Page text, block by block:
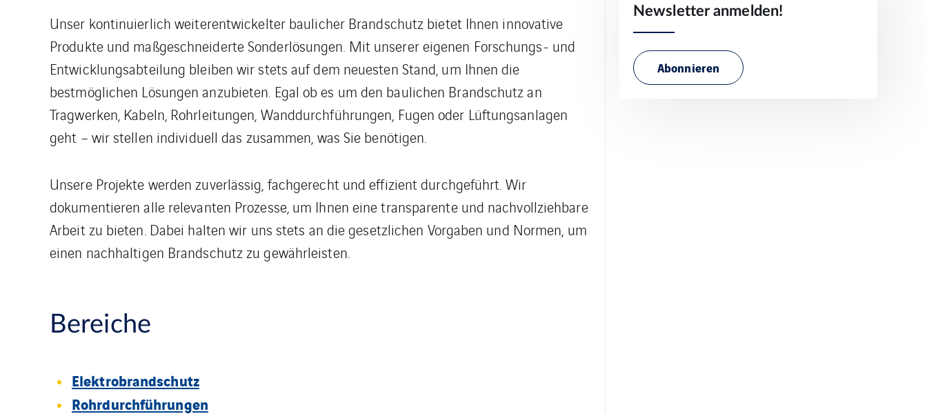
Unser kontinuierlich weiterentwickelter baulicher Brandschutz bietet Ihnen innovative
Produkte und maßgeschneiderte Sonderlösungen. Mit unserer eigenen Forschungs- und
Entwicklungsabteilung bleiben wir stets auf dem neuesten Stand, um Ihnen die
bestmöglichen Lösungen anzubieten. Egal ob es um den baulichen Brandschutz an
Tragwerken, Kabeln, Rohrleitungen, Wanddurchführungen, Fugen oder Lüftungsanlagen
geht – wir stellen individuell das zusammen, was Sie benötigen.
Unsere Projekte werden zuverlässig, fachgerecht und effizient durchgeführt. Wir
dokumentieren alle relevanten Prozesse, um Ihnen eine transparente und nachvollziehbare
Arbeit zu bieten. Dabei halten wir uns stets an die gesetzlichen Vorgaben und Normen, um
einen nachhaltigen Brandschutz zu gewährleisten.
Bereiche
Elektrobrandschutz
Rohrdurchführungen
Newsletter anmelden!
Abonnieren